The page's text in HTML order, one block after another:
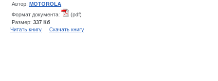
Автор: MOTOROLA
Формат документа:
(pdf)
Размер: 337 Кб
Читать книгу
Скачать книгу